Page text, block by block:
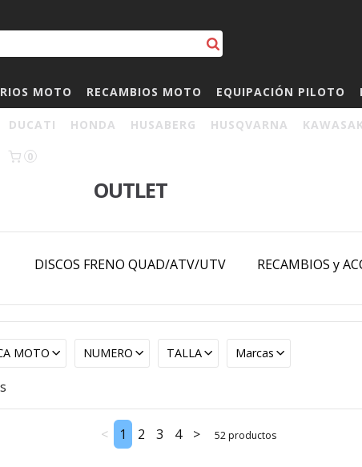
MOTO RECAMBIOS MOTO EQUIPACIÓN PILOTO
DUCATI HONDA HUSABERG HUSQVARNA
0
OUTLET
DISCOS FRENO QUAD/ATV/UTV RECAMBIOS y
MOTO NUMERO TALLA Marcas
< 1 2 3 4 > 52 productos